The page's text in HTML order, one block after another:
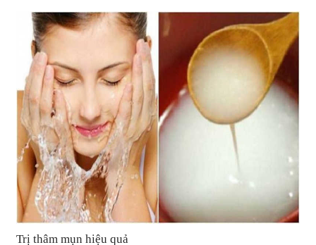
Trị thâm mụn hiệu quả